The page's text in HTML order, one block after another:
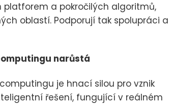
a pokročilých algoritmů,
oblastí. Podporují tak spolupráci a
narůstá
je hnací silou pro vznik
řešení, fungující v reálném